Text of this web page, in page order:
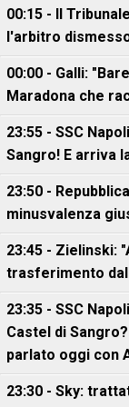
00:15 - Il
l'arbitro
00:00 - Galli:
Maradona che
23:55 - SSC
Sangro! E arriva
23:50 -
minusvalenza
23:45 - Zielinski:
trasferimento dal
23:35 - SSC
Castel di
parlato oggi con
23:30 - Sky: